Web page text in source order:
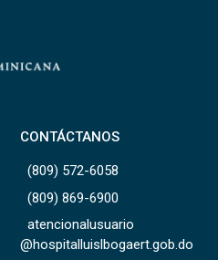
CONTÁCTANOS
(809) 572-6058
(809) 869-6900
atencionalusuario
@hospitalluislbogaert.gob.do